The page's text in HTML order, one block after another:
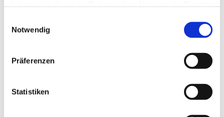
Notwendig
Präferenzen
StatistikenDies könnte Sie auch